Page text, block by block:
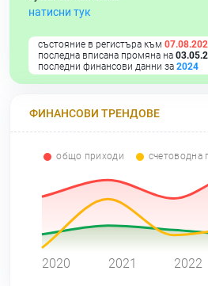
натисни тук
състояние в регистъра към
последна вписана промяна на
последни финансови данни за 2024
ФИНАНСОВИ ТРЕНДОВЕ
общо приходи счетоводна
2020 2021 2022